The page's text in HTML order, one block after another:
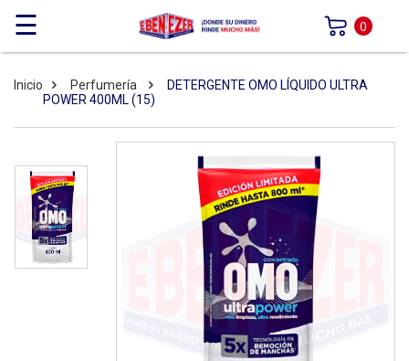
☰ 0
Inicio Perfumería
DETERGENTE OMO LÍQUIDO ULTRA
POWER 400ML (15)